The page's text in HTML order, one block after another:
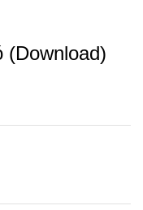
(Download)